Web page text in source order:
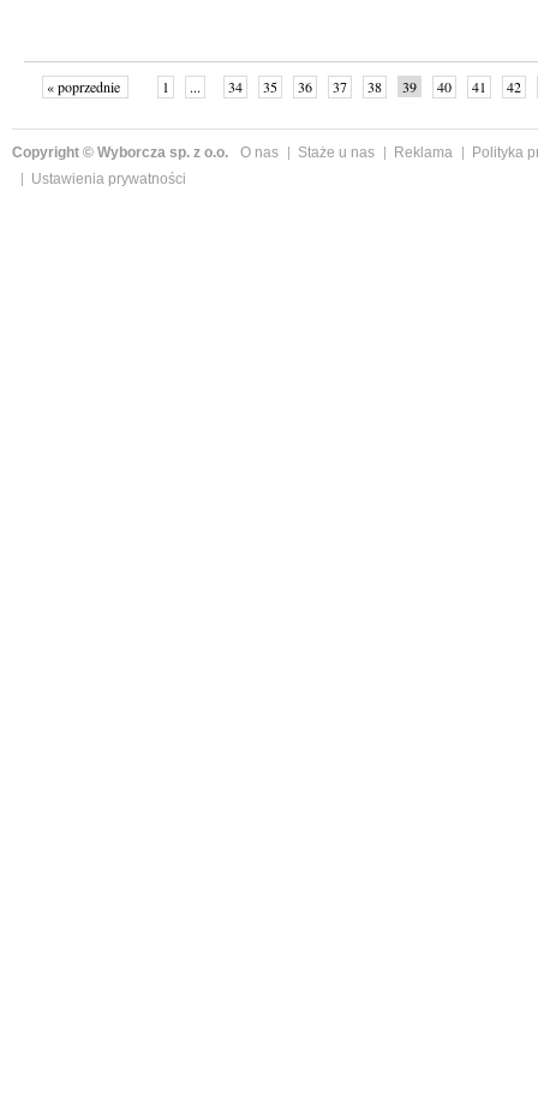
« poprzednie 1 ... 34 35 36 37 38 39 40 41
42
Copyright © Wyborcza sp. z o.o. O nas Staże u nas Reklama
Polityka
Ustawienia prywatności